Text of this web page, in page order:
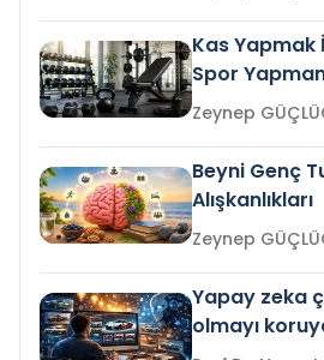
Kas
Spor
Zeynep
Beyni Genç
Alışkanlıkları
Zeynep
Yapay zeka
olmayı